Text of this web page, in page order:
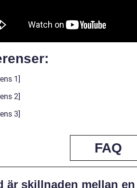
1]
2]
3]
FAQ
är skillnaden mellan